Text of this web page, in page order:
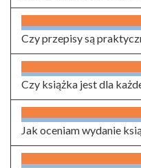
Czy przepisy są
Czy książka jest dla
Jak oceniam wydanie